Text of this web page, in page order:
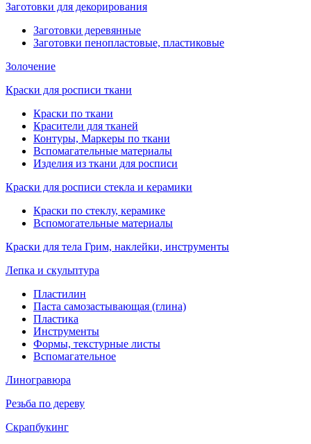
Заготовки для декорирования
Заготовки деревянные
Заготовки пенопластовые, пластиковые
Золочение
Краски для росписи ткани
Краски по ткани
Красители для тканей
Контуры, Маркеры по ткани
Вспомагательные материалы
Изделия из ткани для росписи
Краски для росписи стекла и керамики
Краски по стеклу, керамике
Вспомогательные материалы
Краски для тела Грим, наклейки, инструменты
Лепка и скульптура
Пластилин
Паста самозастывающая (глина)
Пластика
Инструменты
Формы, текстурные листы
Вспомагательное
Линогравюра
Резьба по дереву
Скрапбукинг